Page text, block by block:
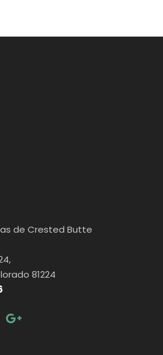
de Crested Butte
81224